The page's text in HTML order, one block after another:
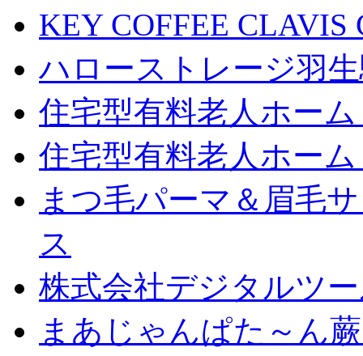
KEY COFFEE
ハローストレージ羽
住宅型有料老人ホー
住宅型有料老人ホー
まつ毛パーマ＆眉毛
ス
株式会社デジタルツ
まあじゃんぱた～ん